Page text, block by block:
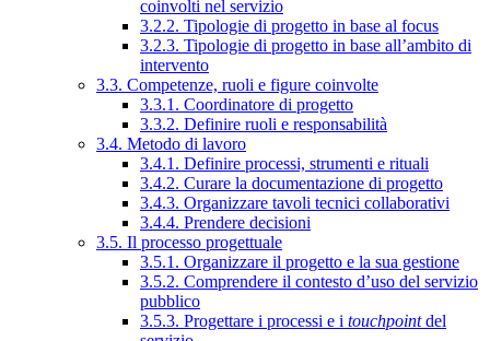
coinvolti nel servizio
3.2.2. Tipologie di progetto in base al focus
3.2.3. Tipologie di progetto in base all’ambito di
intervento
3.3. Competenze, ruoli e figure coinvolte
3.3.1. Coordinatore di progetto
3.3.2. Definire ruoli e responsabilità
3.4. Metodo di lavoro
3.4.1. Definire processi, strumenti e rituali
3.4.2. Curare la documentazione di progetto
3.4.3. Organizzare tavoli tecnici collaborativi
3.4.4. Prendere decisioni
3.5. Il processo progettuale
3.5.1. Organizzare il progetto e la sua gestione
3.5.2. Comprendere il contesto d’uso del servizio
pubblico
3.5.3. Progettare i processi e i touchpointdel